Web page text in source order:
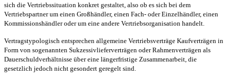
sich die Vertriebssituation konkret gestaltet, also ob es sich bei dem
Vertriebspartner um einen Großhändler, einen Fach- oder Einzelhändler, einen
Kommissionshändler oder um eine andere Vertriebsorganisation handelt.
Vertragstypologisch entsprechen allgemeine Vertriebsverträge Kaufverträgen in
Form von sogenannten Sukzessivlieferverträgen oder Rahmenverträgen als
Dauerschuldverhältnisse über eine längerfristige Zusammenarbeit, die
gesetzlich jedoch nicht gesondert geregelt sind.